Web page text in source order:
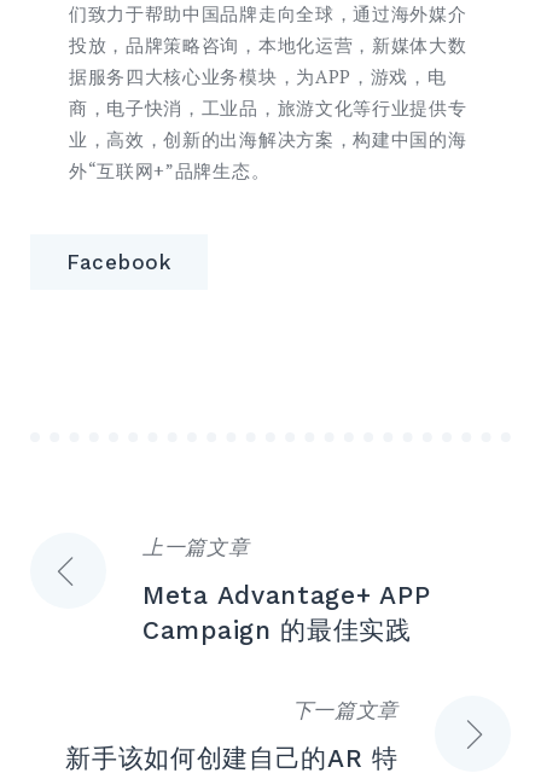
们致力于帮助中国品牌走向全球，通过海外媒介
投放，品牌策略咨询，本地化运营，新媒体大数
据服务四大核心业务模块，为APP，游戏，电
商，电子快消，工业品，旅游文化等行业提供专
业，高效，创新的出海解决方案，构建中国的海
外“互联网+”品牌生态。
Facebook
文
航
上一篇文章
Meta Advantage+ APP
Campaign 的最佳实践
下一篇文章
新手该如何创建自己的AR 特